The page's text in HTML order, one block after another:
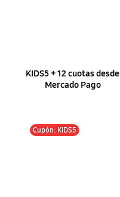
KIDS5 + 12 cuotas desde
Mercado Pago
Cupón: KIDS5